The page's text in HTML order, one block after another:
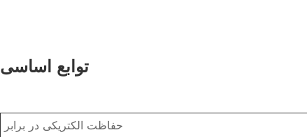
توابع اساسی
حفاظت الکتریکی در برابر